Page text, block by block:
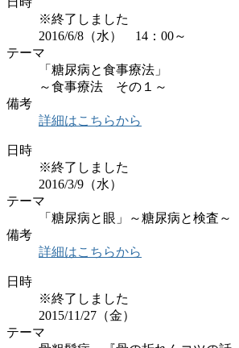
※終了しました
2016/6/8（水） 14：00～
テーマ
「糖尿病と食事療法」
～食事療法 その１～
備考
詳細はこちらから
日時
※終了しました
2016/3/9（水）
テーマ
「糖尿病と眼」～糖尿病と検査～
備考
詳細はこちらから
日時
※終了しました
2015/11/27（金）
テーマ